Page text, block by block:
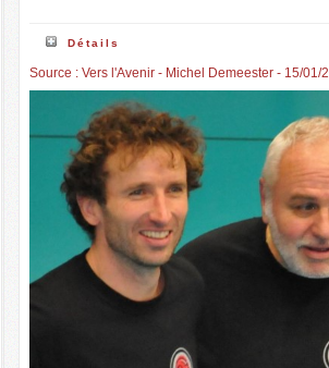
Détails
Source : Vers l'Avenir - Michel Demeester - 15/01/